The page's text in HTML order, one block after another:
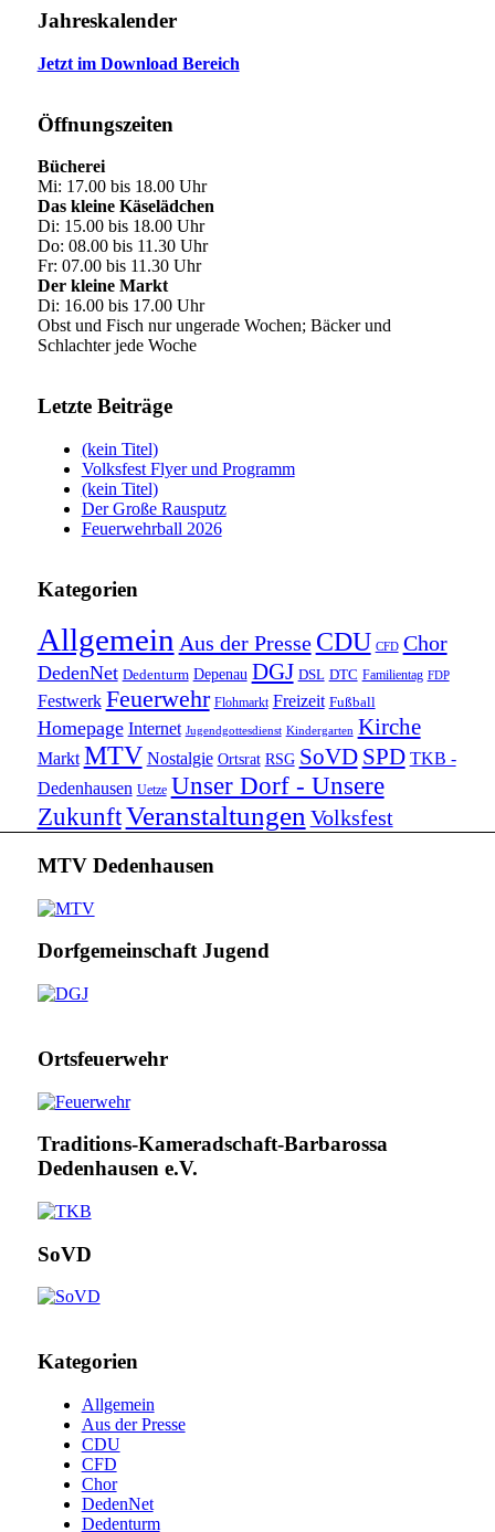
Jahreskalender
Jetzt im Download Bereich
Öffnungszeiten
Bücherei
Mi: 17.00 bis 18.00 Uhr
Das kleine Käselädchen
Di: 15.00 bis 18.00 Uhr
Do: 08.00 bis 11.30 Uhr
Fr: 07.00 bis 11.30 Uhr
Der kleine Markt
Di: 16.00 bis 17.00 Uhr
Obst und Fisch nur ungerade Wochen; Bäcker und
Schlachter jede Woche
Letzte Beiträge
(kein Titel)
Volksfest Flyer und Programm
(kein Titel)
Der Große Rausputz
Feuerwehrball 2026
Kategorien
Allgemein Aus der Presse CDU CFD Chor
DedenNet Dedenturm Depenau DGJ DSL DTC Familientag FDP
Festwerk Feuerwehr Flohmarkt Freizeit Fußball
Homepage Internet Jugendgottesdienst Kindergarten Kirche
Markt MTV Nostalgie Ortsrat RSG SoVD SPD TKB -
Dedenhausen Uetze Unser Dorf - Unsere
ZukunftVeranstaltungen Volksfest
MTV Dedenhausen
Dorfgemeinschaft Jugend
Ortsfeuerwehr
Traditions-Kameradschaft-Barbarossa
Dedenhausen e.V.
SoVD
Kategorien
Allgemein
Aus der Presse
CDU
CFD
Chor
DedenNet
Dedenturm